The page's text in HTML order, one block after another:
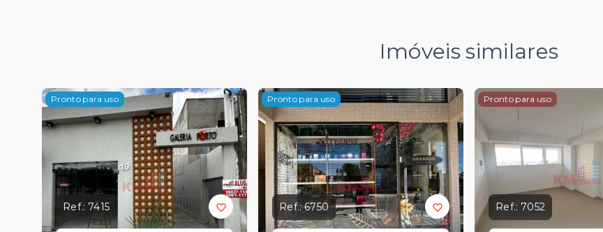
Imóveis similares
Pronto para uso
Ref.: 7415
Pronto para uso
Ref.:6750
Pronto para uso
Ref.: 7052